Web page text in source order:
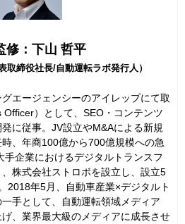
修：下山 哲平
取締役社長/自動運転ラボ発行人）
エージェンシーのアイレップにて取
）として、SEO・コンテンツ
に従事。JV設立やM&Aによる新規
、年商100億から700億規模への急
企業におけるデジタルトランスフ
株式会社ストロボを設立し、設立5
2018年5月、自動車産業×デジタルト
手として、自動運転領域メディア
げ、業界最大級のメディアに成長させ